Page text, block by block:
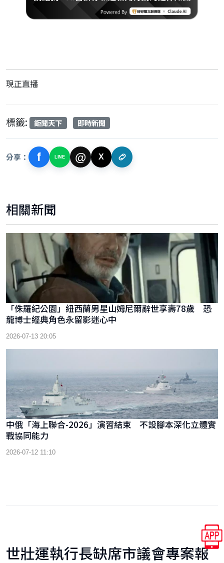
現正直播
標籤: 鉅聞天下 即時新聞
分享： f LINE @ X
相關新聞
「侏羅紀公園」紐西蘭男星山姆尼爾辭世享壽78歲 恐
龍博士經典角色永留影迷心中
2026-07-13 20:05
中俄「海上聯合-2026」演習結束 不設腳本深化立體實
戰協同能力
2026-07-12 11:10
世壯運執行長缺席市議會專案報